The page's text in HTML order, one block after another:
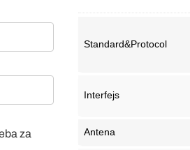
za
Standard&Protocol
Interfejs
Antena